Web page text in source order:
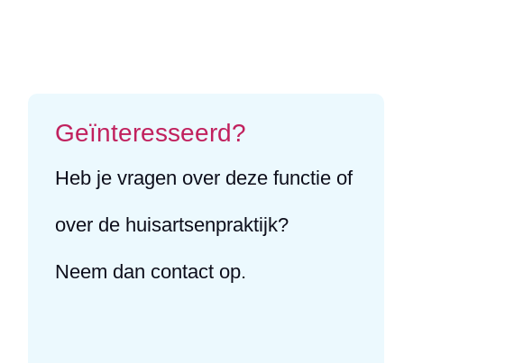
Geïnteresseerd?
Heb je vragen over deze functie of
over de huisartsenpraktijk?
Neem dan contact op.